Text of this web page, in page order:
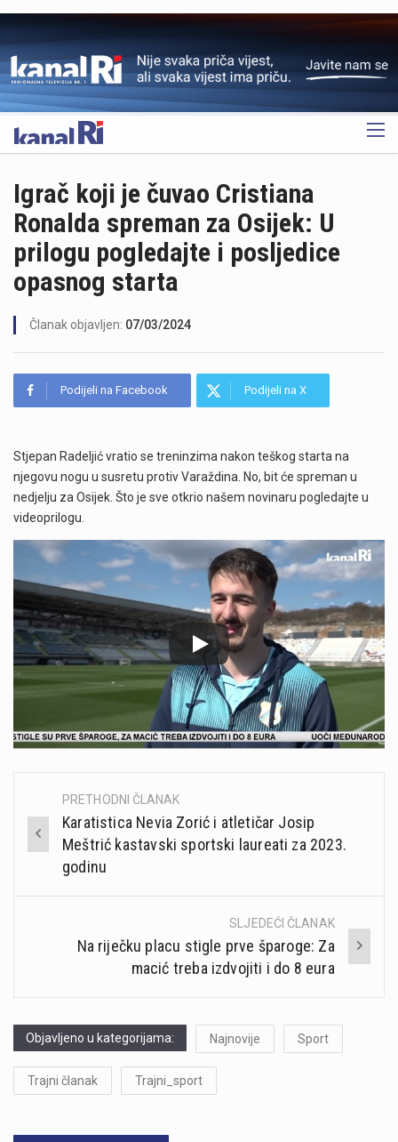
OGLAS
Igrač koji je čuvao Cristiana
Ronalda spreman za Osijek: U
prilogu pogledajte i posljedice
opasnog starta
Članak objavljen: 07/03/2024
Podijeli na Facebook Podijeli na X
Stjepan Radeljić vratio se treninzima nakon teškog starta na
njegovu nogu u susretu protiv Varaždina. No, bit će spreman u
nedjelju za Osijek. Što je sve otkrio našem novinaru pogledajte u
videoprilogu.
Post
navigation
PRETHODNI ČLANAK
Karatistica Nevia Zorić i atletičar Josip
Meštrić kastavski sportski laureati za 2023.
godinu
SLJEDEĆI ČLANAK
Na riječku placu stigle prve šparoge: Za
macić treba izdvojiti i do 8 eura
Objavljeno u kategorijama: Najnovije Sport
Trajni članak Trajni_sport